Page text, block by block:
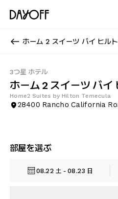
ホーム 2 スイーツ バイ ヒル
3つ星 ホテル
ホーム 2 スイーツ バイ
Home2 Suites by Hilton Temecula
28400 Rancho California
部屋を選ぶ
08.22 土 - 08.23 日